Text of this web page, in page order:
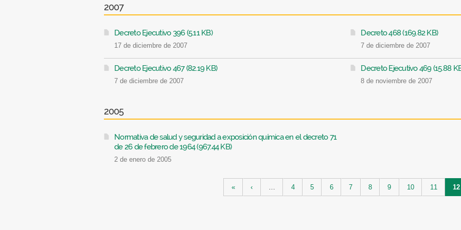
2007
Decreto Ejecutivo 396 (5.11 KB)
17 de diciembre de 2007
Decreto 468 (169.82 KB)
7 de diciembre de 2007
Decreto Ejecutivo 467 (82.19 KB)
7 de diciembre de 2007
Decreto Ejecutivo 469 (15.88
8 de noviembre de 2007
2005
Normativa de salud y seguridad a exposición química en el decreto 71
de 26 de febrero de 1964 (967.44 KB)
2 de enero de 2005
« ‹ 4 5 6 7 8 9 10 11 12